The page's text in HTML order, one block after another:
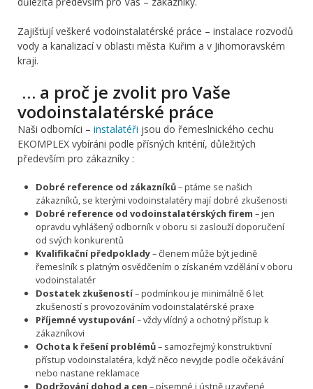
Zajišťují veškeré vodoinstalatérské práce – instalace rozvodů
vody a kanalizací v oblasti města Kuřim a v Jihomoravském
kraji.
… a proč je zvolit pro Vaše
vodoinstalatérské práce
Naši odborníci – instalatéři jsou do řemeslnického cechu
EKOMPLEX vybíráni podle přísných kritérií, důležitých
především pro zákazníky :
Dobré reference od zákazníků– ptáme se našich
zákazníků, se kterými vodoinstalatéry mají dobré zkušenosti
Dobré reference od vodoinstalatérských firem – jen
opravdu vyhlášený odborník v oboru si zaslouží doporučení
od svých konkurentů
Kvalifikační předpoklady– členem může být jedině
řemeslník s platným osvědčením o získaném vzdělání v oboru
vodoinstalatér
Dostatek zkušeností– podmínkou je minimálně 6 let
zkušeností s provozováním vodoinstalatérské praxe
Příjemné vystupování– vždy vlídný a ochotný přístup k
zákazníkovi
Ochota k řešení problémů– samozřejmý konstruktivní
přístup vodoinstalatéra, když něco nevyjde podle očekávání
nebo nastane reklamace
Dodržování dohod a cen – písemné i ústně uzavřené